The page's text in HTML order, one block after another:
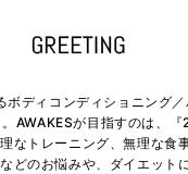
ボディコンディショニング
AWAKESが目指すのは、
なトレーニング、無理な食
どのお悩みや、ダイエット